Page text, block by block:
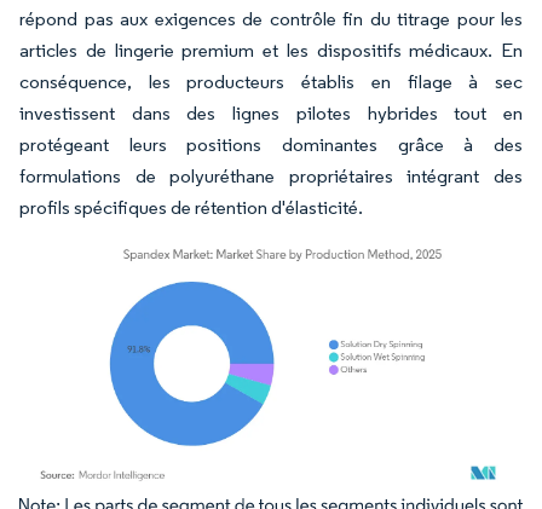
répond pas aux exigences de contrôle fin du titrage pour les
articles de lingerie premium et les dispositifs médicaux. En
conséquence, les producteurs établis en filage à sec
investissent dans des lignes pilotes hybrides tout en
protégeant leurs positions dominantes grâce à des
formulations de polyuréthane propriétaires intégrant des
profils spécifiques de rétention d'élasticité.